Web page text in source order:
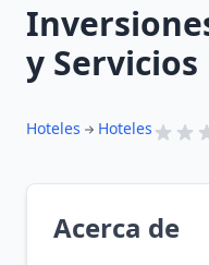
y
Hoteles Hoteles
Acerca de